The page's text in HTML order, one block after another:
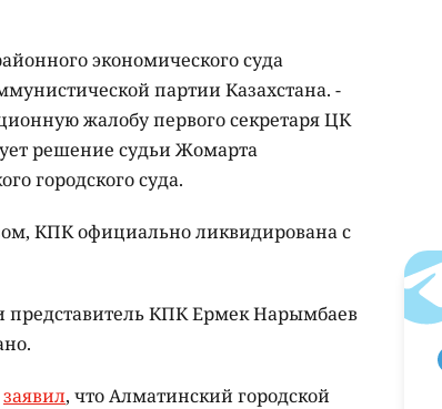
экономического суда
партии Казахстана. -
жалобу первого секретаря ЦК
решение судьи Жомарта
городского суда.
КПК официально ликвидирована с
КПК Ермек Нарымбаев
заявил, что Алматинский городской